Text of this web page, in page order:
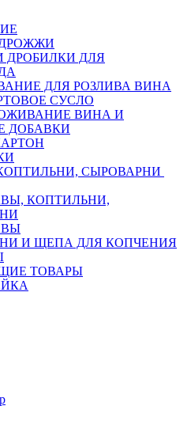
ДРОБИЛКИ ДЛЯ
ДЛЯ РОЗЛИВА ВИНА
СУСЛО
ВИНА И
ДОБАВКИ
СЫРОВАРНИ
КОПТИЛЬНИ,
И ЩЕПА ДЛЯ КОПЧЕНИЯ
ТОВАРЫ